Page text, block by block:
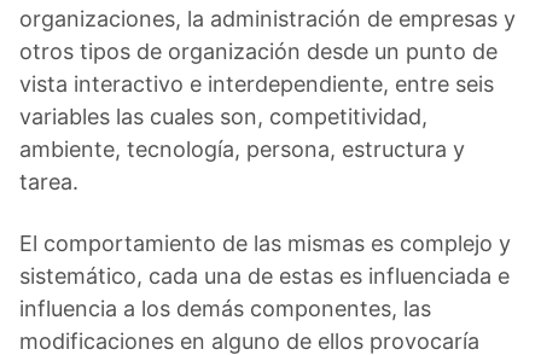
organizaciones, la administración de empresas y
otros tipos de organización desde un punto de
vista interactivo e interdependiente, entre seis
variables las cuales son, competitividad,
ambiente, tecnología, persona, estructura y
tarea.
El comportamiento de las mismas es complejo y
sistemático, cada una de estas es influenciada e
influencia a los demás componentes, las
modificaciones en alguno de ellos provocaría